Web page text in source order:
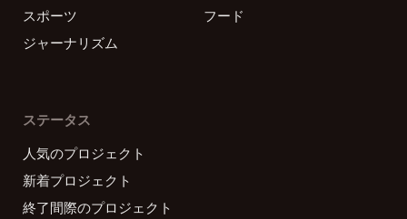
スポーツ
フード
ジャーナリズム
ステータス
人気のプロジェクト
新着プロジェクト
終了間際のプロジェクト